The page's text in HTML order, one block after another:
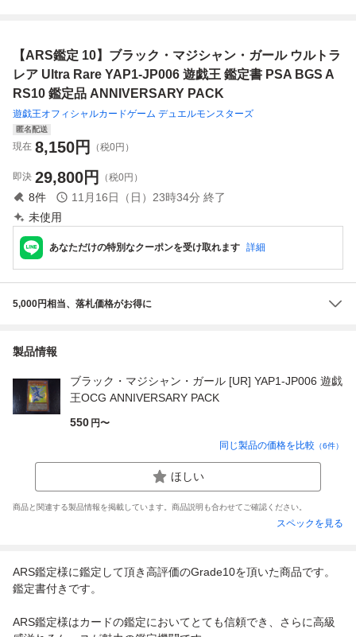
S鑑定10 PSA 芸術
品
S鑑定10 PSA 芸術
品
鑑定10 PSA 芸術
品
RS鑑定10 PSA 芸
術品
【ARS鑑定 10】ブラック・マジシャン・ガール ウルトラ
レア Ultra Rare YAP1-JP006 遊戯王 鑑定書 PSA BGS A
RS10 鑑定品 ANNIVERSARY PACK
遊戯王オフィシャルカードゲーム デュエルモンスターズ
匿名配送
現在 8,150円 （税0円）
即決 29,800円 （税0円）
8件 11月16日（日）23時34分 終了
未使用
あなただけの特別なクーポンを受け取れます 詳細
5,000円相当、落札価格がお得に
製品情報
ブラック・マジシャン・ガール [UR] YAP1-JP006 遊戯
王OCG ANNIVERSARY PACK
550 円〜
同じ製品の価格を比較 （6件）
ほしい
商品と関連する製品情報を掲載しています。商品説明も合わせてご確認ください。
スペックを見る
ARS鑑定様に鑑定して頂き高評価のGrade10を頂いた商品です。
鑑定書付きです。
ARS鑑定様はカードの鑑定においてとても信頼でき、さらに高級